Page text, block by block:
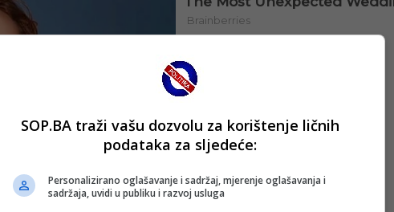
SOP.BA traži vašu dozvolu za korištenje ličnih
podataka za sljedeće:
Personalizirano oglašavanje i sadržaj, mjerenje oglašavanja i
sadržaja, uvidi u publiku i razvoj usluga